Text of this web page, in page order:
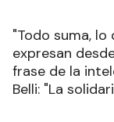
"Todo suma, lo
expresan
frase de la
Belli: "La